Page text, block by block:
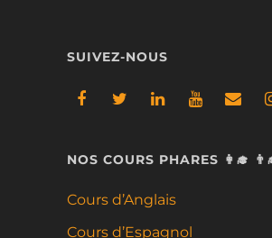
SUIVEZ-NOUS
NOS COURS PHARES 👩‍🎓
Cours d’Anglais
Cours d’Espagnol